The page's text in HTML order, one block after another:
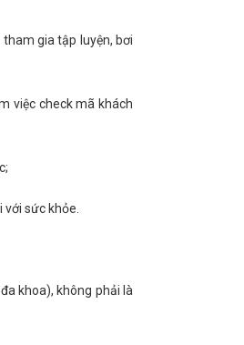
gia tập luyện, bơi
việc check mã khách
sức khỏe.
khoa), không phải là